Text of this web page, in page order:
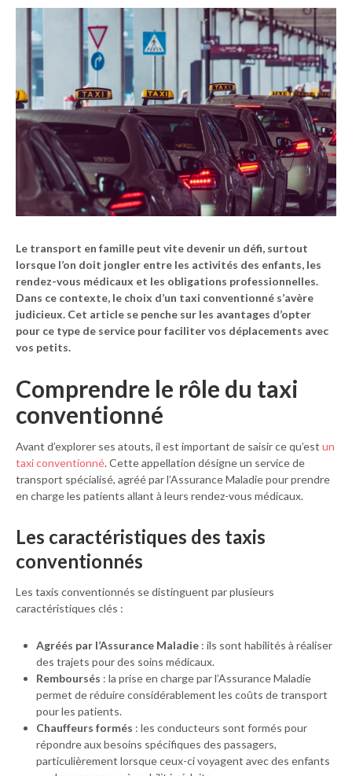
Le transport en famille peut vite devenir un défi, surtout
lorsque l’on doit jongler entre les activités des enfants, les
rendez-vous médicaux et les obligations professionnelles.
Dans ce contexte, le choix d’un taxi conventionné s’avère
judicieux. Cet article se penche sur les avantages d’opter
pour ce type de service pour faciliter vos déplacements avec
vos petits.
Comprendre le rôle du taxi
conventionné
Avant d’explorer ses atouts, il est important de saisir ce qu’est un
taxi conventionné. Cette appellation désigne un service de
transport spécialisé, agréé par l’Assurance Maladie pour prendre
en charge les patients allant à leurs rendez-vous médicaux.
Les caractéristiques des taxis
conventionnés
Les taxis conventionnés se distinguent par plusieurs
caractéristiques clés :
Agréés par l’Assurance Maladie : ils sont habilités à réaliser
des trajets pour des soins médicaux.
Remboursés : la prise en charge par l’Assurance Maladie
permet de réduire considérablement les coûts de transport
pour les patients.
Chauffeurs formés : les conducteurs sont formés pour
répondre aux besoins spécifiques des passagers,
particulièrement lorsque ceux-ci voyagent avec des enfants